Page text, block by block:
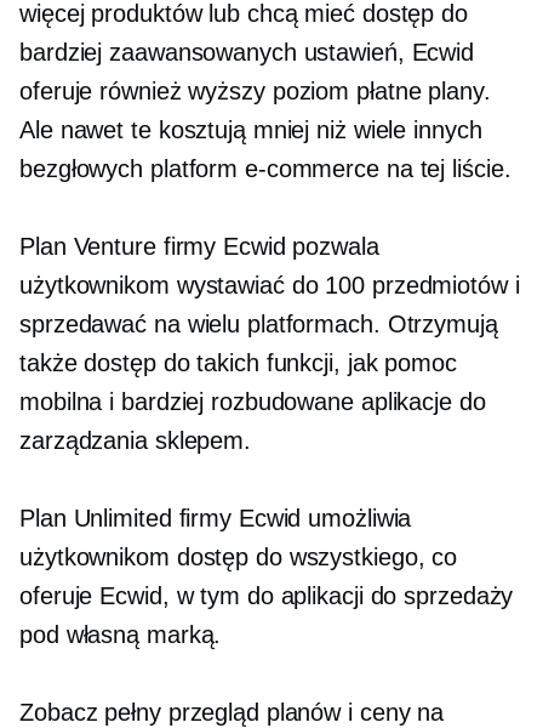
więcej produktów lub chcą mieć dostęp do
bardziej zaawansowanych ustawień, Ecwid
oferuje równieżwyższy poziom płatne plany.
Ale nawet te kosztują mniej niż wiele innych
bezgłowych platform e-commerce na tej liście.
Plan Venture firmy Ecwid pozwala
użytkownikom wystawiać do 100 przedmiotów i
sprzedawać na wielu platformach. Otrzymują
także dostęp do takich funkcji, jak pomoc
mobilna i bardziej rozbudowane aplikacje do
zarządzania sklepem.
Plan Unlimited firmy Ecwid umożliwia
użytkownikom dostęp do wszystkiego, co
oferuje Ecwid, w tym do aplikacji do sprzedaży
pod własną marką.
Zobacz pełny przegląd planów i ceny na